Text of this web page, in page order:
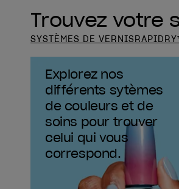
Trouvez votre
SYSTÈMES DE VERNIS
Explorez nos
différents sytèmes
de couleurs et de
soins pour trouver
celui qui vous
correspond.